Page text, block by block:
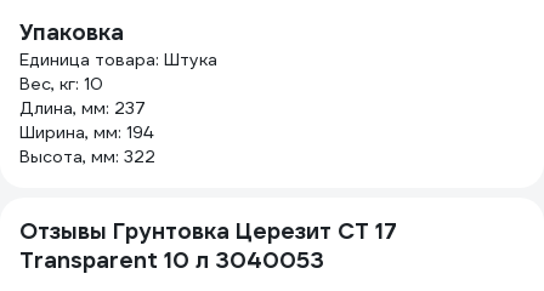
Упаковка
Единица товара: Штука
Вес, кг: 10
Длина, мм: 237
Ширина, мм: 194
Высота, мм: 322
Отзывы Грунтовка Церезит CT 17
Transparent 10 л 3040053